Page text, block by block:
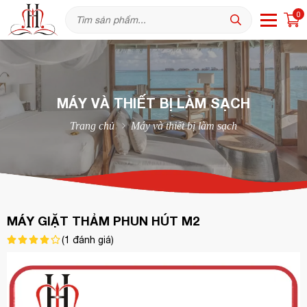
0
MÁY VÀ THIẾT BỊ LÀM SẠCH
Trang chủ Máy và thiết bị làm sạch
MÁY GIẶT THẢM PHUN HÚT M2
(1 đánh giá)